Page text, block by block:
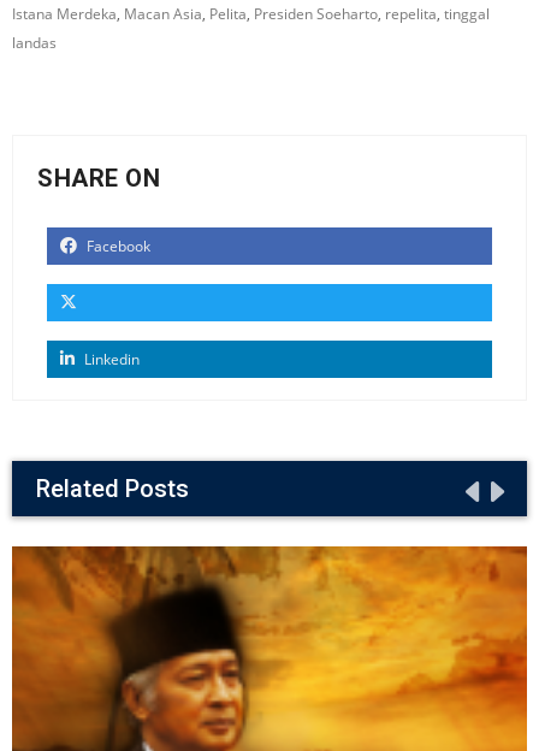
Istana Merdeka, Macan Asia, Pelita, Presiden Soeharto, repelita, tinggal
landas
SHARE ON
Facebook
Linkedin
Related Posts